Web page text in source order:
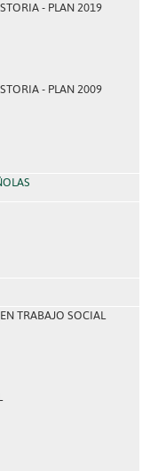
- PLAN 2019
- PLAN 2009
TRABAJO SOCIAL